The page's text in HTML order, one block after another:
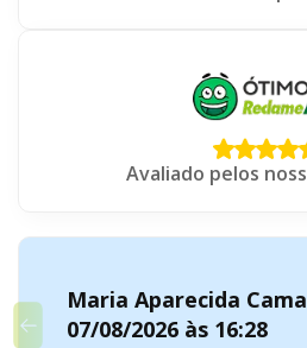
Avaliado pelos
Maria Aparecida
07/08/2026 às 16:28